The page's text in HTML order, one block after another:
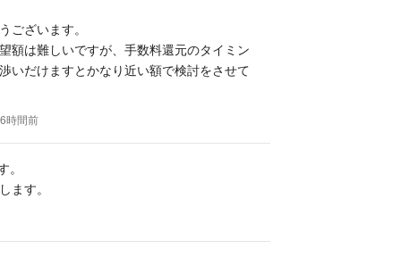
ございます。
額は難しいですが、手数料還元のタイミン
いだけますとかなり近い額で検討をさせて
時間前
ます。